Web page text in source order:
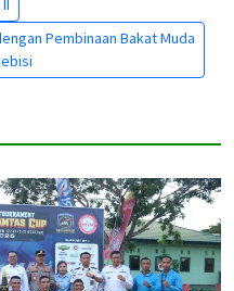
Pembinaan Bakat Muda